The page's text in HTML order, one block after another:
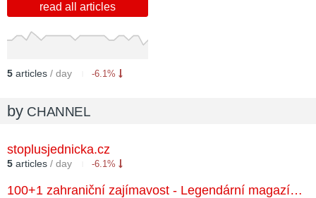
read all articles
5 articles / day -6.1%
by CHANNEL
stoplusjednicka.cz
5 articles / day -6.1%
100+1 zahraniční zajímavost - Legendární magazín vycházející od roku 1964